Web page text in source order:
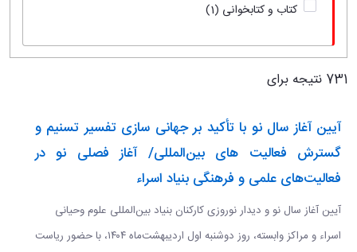
کتاب و کتابخوانی (1)
731 نتیجه برای
آیین آغاز سال نو با تأکید بر جهانی سازی تفسیر تسنیم و
گسترش فعالیت های بین‌المللی/ آغاز فصلی نو در
فعالیت‌های علمی و فرهنگی بنیاد اسراء
آیین آغاز سال نو و دیدار نوروزی کارکنان بنیاد بین‌المللی علوم وحیانی
اسراء و مراکز وابسته، روز دوشنبه اول اردیبهشت‌ماه ۱۴۰۴، با حضور ریاست